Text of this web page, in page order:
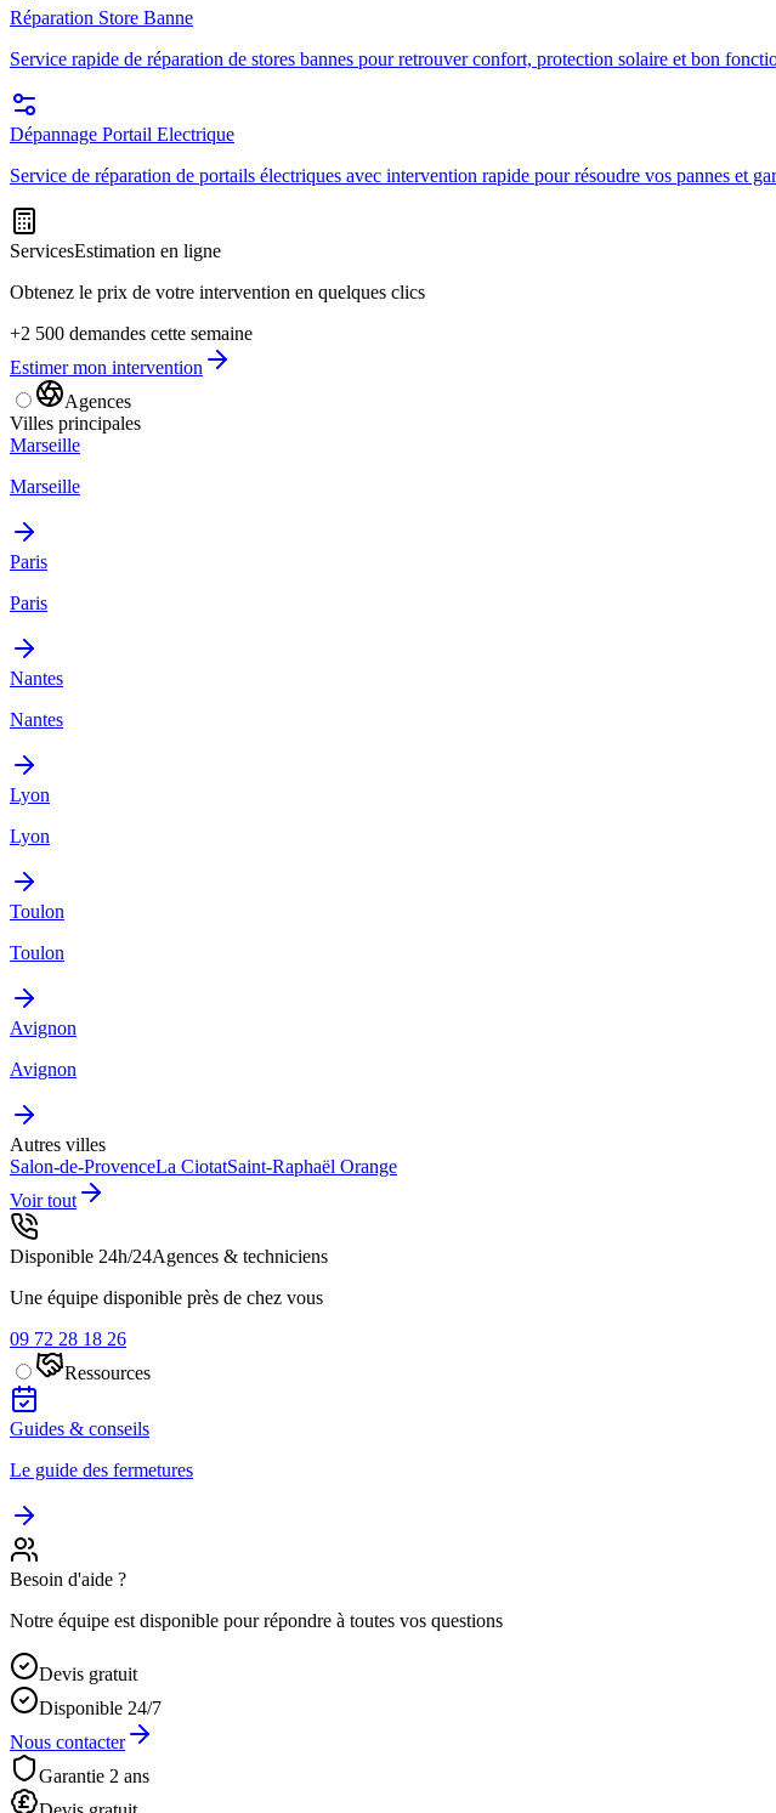
Réparation Store Banne
Service rapide de réparation de stores bannes pour retrouver confort, protection solaire et bon
Dépannage Portail Electrique
Service de réparation de portails électriques avec intervention rapide pour résoudre vos pannes et
ServicesEstimation en ligne
Obtenez le prix de votre intervention en quelques clics
+2 500 demandes cette semaine
Estimer mon intervention
Agences
Villes principales
Marseille
Marseille
Paris
Paris
Nantes
Nantes
Lyon
Lyon
Toulon
Toulon
Avignon
Avignon
Autres villes
Salon-de-ProvenceLa CiotatSaint-Raphaël Orange
Voir tout
Disponible 24h/24Agences & techniciens
Une équipe disponible près de chez vous
09 72 28 18 26
Ressources
Guides & conseils
Le guide des fermetures
Besoin d'aide ?
Notre équipe est disponible pour répondre à toutes vos questions
Devis gratuit
Disponible 24/7
Nous contacter
Garantie 2 ans